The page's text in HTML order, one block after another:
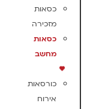
כסאות
מזכירה
כסאות
מחשב
כורסאות
אירוח